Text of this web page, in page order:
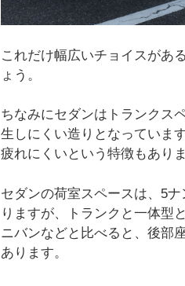
これだけ幅広いチョイスがあ
ょう。
ちなみにセダンはトランクス
生しにくい造りとなっていま
疲れにくいという特徴もありま
セダンの荷室スペースは、5
りますが、トランクと一体型
ニバンなどと比べると、後部
あります。